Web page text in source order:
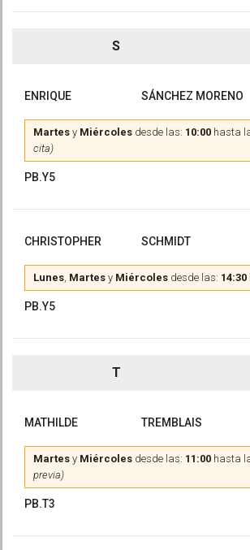
S
ENRIQUE SÁNCHEZ MORENO
Martes y Miércoles desde las: 10:00 hasta
cita)
PB.Y5
CHRISTOPHER SCHMIDT
Lunes, Martes y Miércoles desde las: 14:30
PB.Y5
T
MATHILDE TREMBLAIS
Martes y Miércoles desde las: 11:00 hasta
previa)
PB.T3